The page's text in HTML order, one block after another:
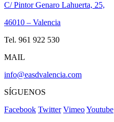
C/ Pintor Genaro Lahuerta, 25,
46010 – Valencia
Tel. 961 922 530
MAIL
info@easdvalencia.com
SÍGUENOS
Facebook Twitter VimeoYoutube